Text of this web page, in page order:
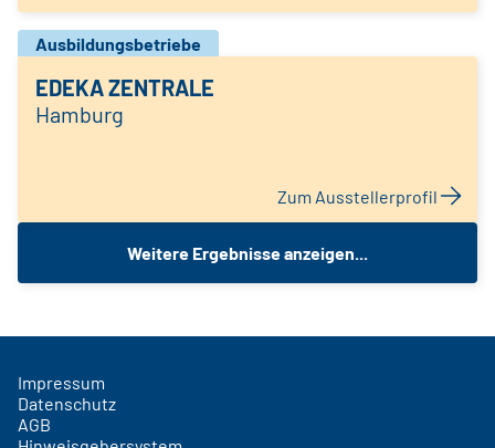
Ausbildungsbetriebe
EDEKA ZENTRALE
Hamburg
Zum Ausstellerprofil
Weitere Ergebnisse anzeigen...
Impressum
Datenschutz
AGB